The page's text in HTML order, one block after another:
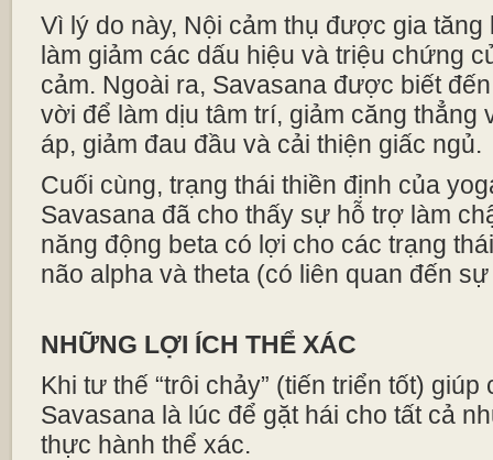
Vì lý do này, Nội cảm thụ được gia tăng
làm giảm các dấu hiệu và triệu chứng
cảm. Ngoài ra, Savasana được biết
vời để làm dịu tâm trí, giảm căng thẳng
áp, giảm đau đầu và cải thiện giấc ngủ.
Cuối cùng, trạng thái thiền định của
Savasana đã cho thấy sự hỗ trợ làm
năng động beta có lợi cho các trạng
não alpha và theta (có liên quan đến
NHỮNG LỢI ÍCH THỂ XÁC
Khi tư thế “trôi chảy” (tiến triển tốt)
Savasana là lúc để gặt hái cho tất cả
thực hành thể xác.